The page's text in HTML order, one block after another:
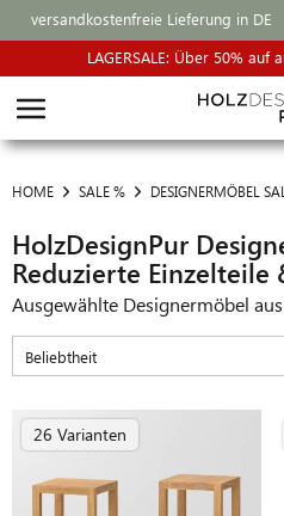
versandkostenfreie Lieferung in DE
LAGERSALE: Über 50%
HOME SALE % DESIGNERMÖBEL
HolzDesignPur
Reduzierte
Ausgewählte Designermöbel
26 Varianten